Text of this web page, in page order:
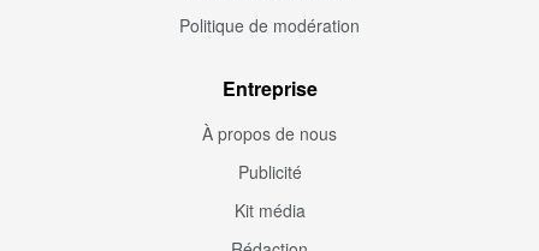
Politique de modération
Entreprise
À propos de nous
Publicité
Kit média